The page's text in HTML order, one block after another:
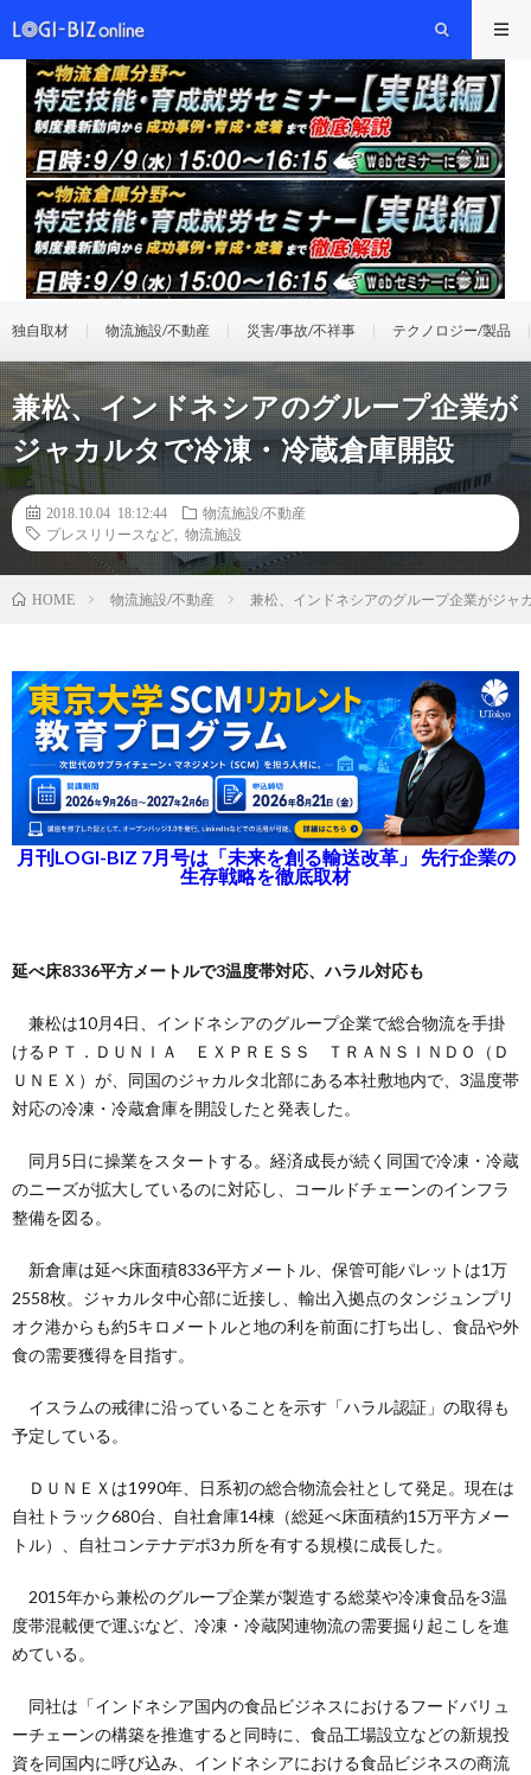
独自取材 物流施設/不動産 災害/事故/不祥事 テクノロジー/製品
兼松、インドネシアのグループ企業が
ジャカルタで冷凍・冷蔵倉庫開設
2018.10.04 18:12:44
物流施設/不動産
プレスリリースなど
物流施設
HOME 物流施設/不動産 兼松、インドネシアのグループ企業がジャ
月刊LOGI-BIZ 7月号は「未来を創る輸送改革」 先行企業の
生存戦略を徹底取材
延べ床8336平方メートルで3温度帯対応、ハラル対応も
兼松は10月4日、インドネシアのグループ企業で総合物流を手掛
けるＰＴ．ＤＵＮＩＡ ＥＸＰＲＥＳＳ ＴＲＡＮＳＩＮＤＯ（Ｄ
ＵＮＥＸ）が、同国のジャカルタ北部にある本社敷地内で、3温度帯
対応の冷凍・冷蔵倉庫を開設したと発表した。
同月5日に操業をスタートする。経済成長が続く同国で冷凍・冷蔵
のニーズが拡大しているのに対応し、コールドチェーンのインフラ
整備を図る。
新倉庫は延べ床面積8336平方メートル、保管可能パレットは1万
2558枚。ジャカルタ中心部に近接し、輸出入拠点のタンジュンプリ
オク港からも約5キロメートルと地の利を前面に打ち出し、食品や外
食の需要獲得を目指す。
イスラムの戒律に沿っていることを示す「ハラル認証」の取得も
予定している。
ＤＵＮＥＸは1990年、日系初の総合物流会社として発足。現在は
自社トラック680台、自社倉庫14棟（総延べ床面積約15万平方メー
トル）、自社コンテナデポ3カ所を有する規模に成長した。
2015年から兼松のグループ企業が製造する総菜や冷凍食品を3温
度帯混載便で運ぶなど、冷凍・冷蔵関連物流の需要掘り起こしを進
めている。
同社は「インドネシア国内の食品ビジネスにおけるフードバリュ
ーチェーンの構築を推進すると同時に、食品工場設立などの新規投
資を同国内に呼び込み、インドネシアにおける食品ビジネスの商流